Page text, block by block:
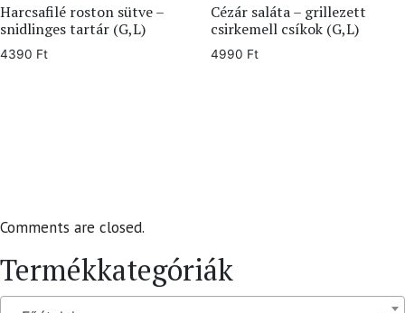
Harcsafilé roston sütve –
snidlinges tartár (G,L)
4390 Ft
Cézár saláta – grillezett
csirkemell csíkok (G,L)
4990 Ft
Comments are closed.
Termékkategóriák